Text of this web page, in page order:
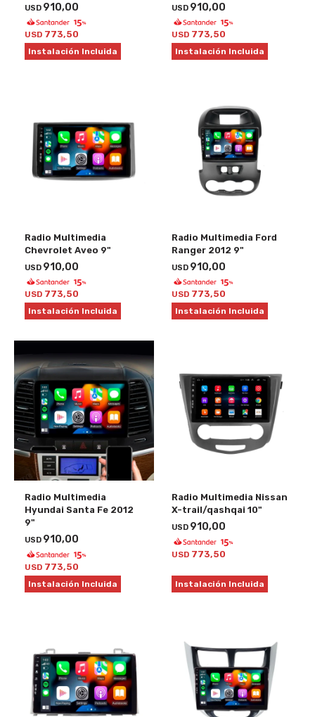
USD 910,00
USD 773,50
Instalación Incluida
USD 910,00
USD 773,50
Instalación Incluida
Radio Multimedia
Chevrolet Aveo 9"
USD 910,00
USD 773,50
Instalación Incluida
Radio Multimedia Ford
Ranger 2012 9"
USD 910,00
USD 773,50
Instalación Incluida
Radio Multimedia
Hyundai Santa Fe 2012
9"
USD 910,00
USD 773,50
Instalación Incluida
Radio Multimedia Nissan
X-trail/qashqai 10"
USD 910,00
USD 773,50
Instalación Incluida